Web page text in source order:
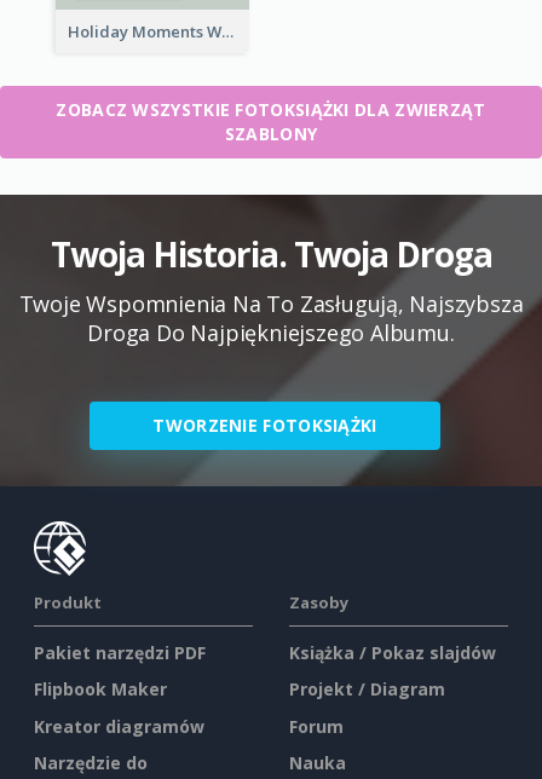
Holiday Moments With Pets Photo Book
ZOBACZ WSZYSTKIE FOTOKSIĄŻKI DLA ZWIERZĄT
SZABLONY
Twoja Historia. Twoja Droga
Twoje Wspomnienia Na To Zasługują, Najszybsza
Droga Do Najpiękniejszego Albumu.
TWORZENIE FOTOKSIĄŻKI
Produkt
Pakiet narzędzi PDF
Flipbook Maker
Kreator diagramów
Narzędzie do
Zasoby
Książka / Pokaz slajdów
Projekt / Diagram
Forum
Nauka